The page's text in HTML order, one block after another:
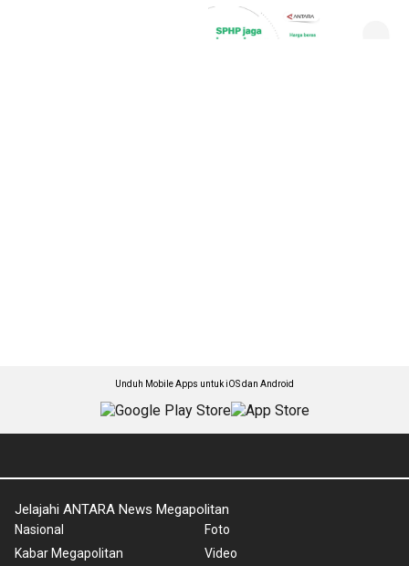
Unduh Mobile Apps untuk iOS dan Android
Jelajahi ANTARA News Megapolitan
Nasional
Kabar Megapolitan
Foto
Video